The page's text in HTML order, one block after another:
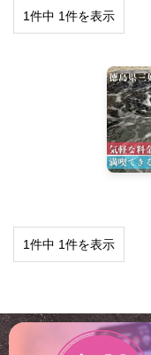
1件中 1件を表示
1件中 1件を表示